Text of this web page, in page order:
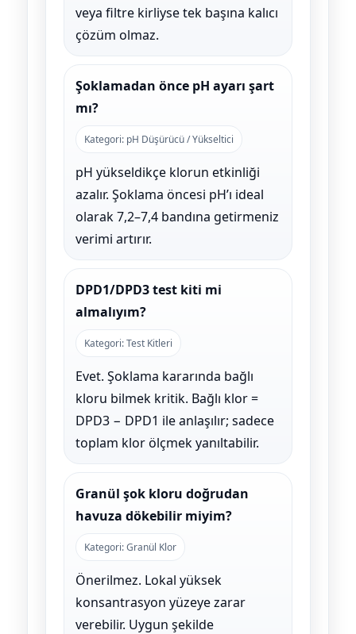
veya filtre kirliyse tek başına kalıcı
çözüm olmaz.
Şoklamadan önce pH ayarı şart
mı?
Kategori: pH Düşürücü / Yükseltici
pH yükseldikçe klorun etkinliği
azalır. Şoklama öncesi pH’ı ideal
olarak 7,2–7,4 bandına getirmeniz
verimi artırır.
DPD1/DPD3 test kiti mi
almalıyım?
Kategori: Test Kitleri
Evet. Şoklama kararında bağlı
kloru bilmek kritik. Bağlı klor =
DPD3 − DPD1 ile anlaşılır; sadece
toplam klor ölçmek yanıltabilir.
Granül şok kloru doğrudan
havuza dökebilir miyim?
Kategori: Granül Klor
Önerilmez. Lokal yüksek
konsantrasyon yüzeye zarar
verebilir. Uygun şekilde